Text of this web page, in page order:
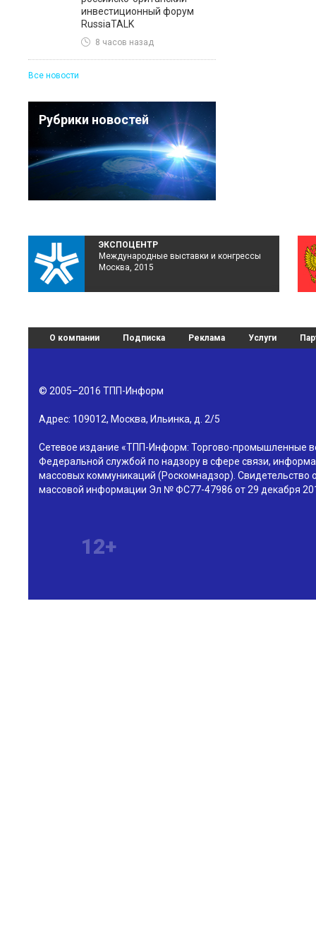
инвестиционный форум
RussiaTALK
8 часов назад
Все новости
Рубрики новостей
ЭКСПОЦЕНТР
Международные выставки и конгрессы
Москва, 2015
О компании Подписка Реклама Услуги
© 2005–2016 ТПП-Информ
Адрес: 109012, Москва, Ильинка, д. 2/5
Сетевое издание «ТПП-Информ: Торгово-промышленные
Федеральной службой по надзору в сфере связи,
массовых коммуникаций (Роскомнадзор). Свидетельство
массовой информации Эл № ФС77-47986 от 29 декабря
12+